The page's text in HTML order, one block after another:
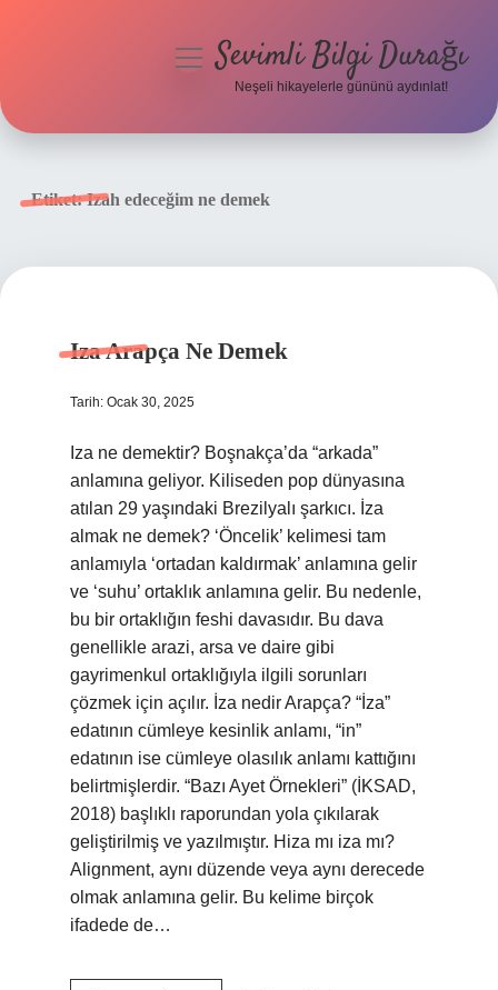
menüyüSevimli Bilgi Durağı
Neşeli hikayelerle gününü aydınlat!
Etiket:Izah edeceğim ne demek
Iza Arapça Ne Demek
Tarih: Ocak 30, 2025
Iza ne demektir? Boşnakça’da “arkada”
anlamına geliyor. Kiliseden pop dünyasına
atılan 29 yaşındaki Brezilyalı şarkıcı. İza
almak ne demek? ‘Öncelik’ kelimesi tam
anlamıyla ‘ortadan kaldırmak’ anlamına gelir
ve ‘suhu’ ortaklık anlamına gelir. Bu nedenle,
bu bir ortaklığın feshi davasıdır. Bu dava
genellikle arazi, arsa ve daire gibi
gayrimenkul ortaklığıyla ilgili sorunları
çözmek için açılır. İza nedir Arapça? “İza”
edatının cümleye kesinlik anlamı, “in”
edatının ise cümleye olasılık anlamı kattığını
belirtmişlerdir. “Bazı Ayet Örnekleri” (İKSAD,
2018) başlıklı raporundan yola çıkılarak
geliştirilmiş ve yazılmıştır. Hiza mı iza mı?
Alignment, aynı düzende veya aynı derecede
olmak anlamına gelir. Bu kelime birçok
ifadede de…